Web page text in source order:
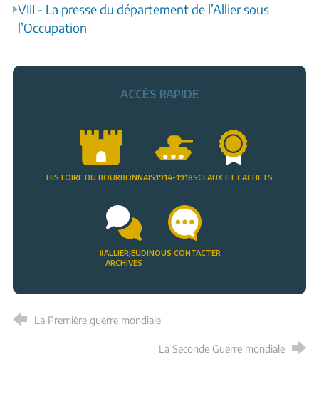
VIII - La presse du département de l’Allier sous
l’Occupation
ACCÈS RAPIDE
HISTOIRE DU BOURBONNAIS1914-1918SCEAUX ET CACHETS
#ALLIERJEUDI
ARCHIVES
NOUS CONTACTER
La Première guerre mondiale
La Seconde Guerre mondiale